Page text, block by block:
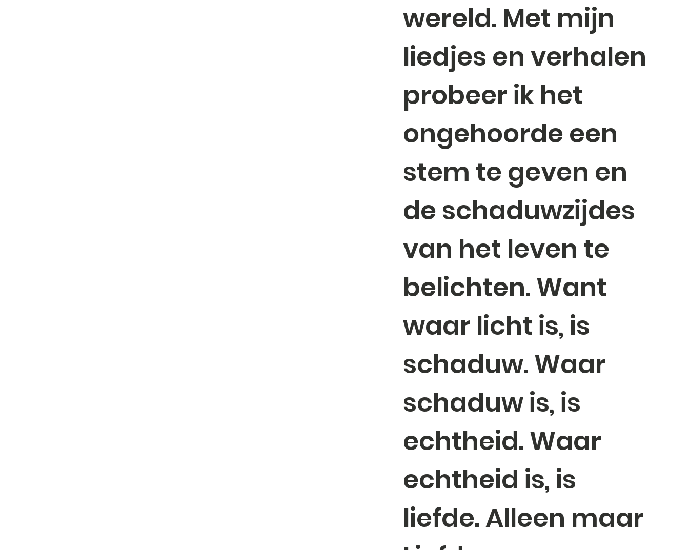
wereld. Met mijn
liedjes en verhalen
probeer ik het
ongehoorde een
stem te geven en
de schaduwzijdes
van het leven te
belichten. Want
waar licht is, is
schaduw. Waar
schaduw is, is
echtheid. Waar
echtheid is, is
liefde. Alleen maar